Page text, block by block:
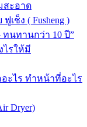
สะอาด
ช็ง ( Fusheng )
นทานกว่า 10 ปี”
ไรให้มี
อะไร ทำหน้าที่อะไร
Dryer)